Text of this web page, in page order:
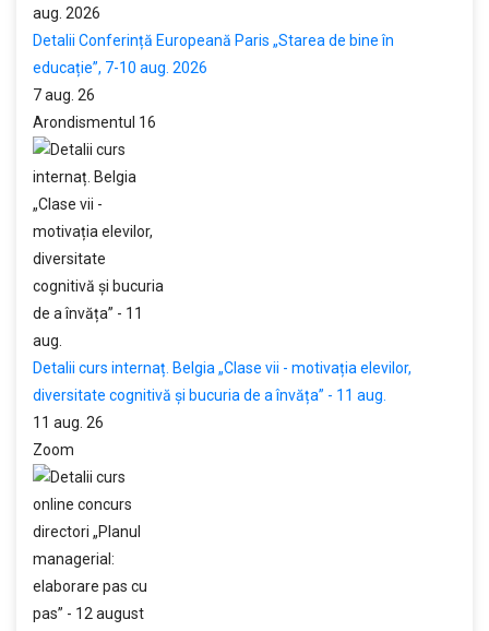
Detalii Conferință Europeană Paris „Starea de bine în
educație”, 7-10 aug. 2026
7 aug. 26
Arondismentul 16
Detalii curs internaț. Belgia „Clase vii - motivația elevilor,
diversitate cognitivă și bucuria de a învăța” - 11 aug.
11 aug. 26
Zoom